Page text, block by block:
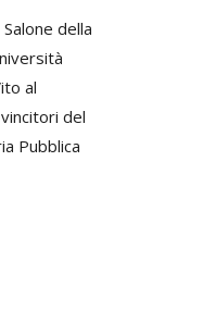
della
al
del
Pubblica